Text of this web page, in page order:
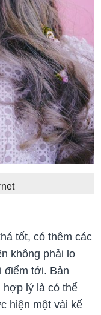
tốt, có thêm các
không phải lo
điểm tới. Bản
hợp lý là có thể
hiện một vài kế